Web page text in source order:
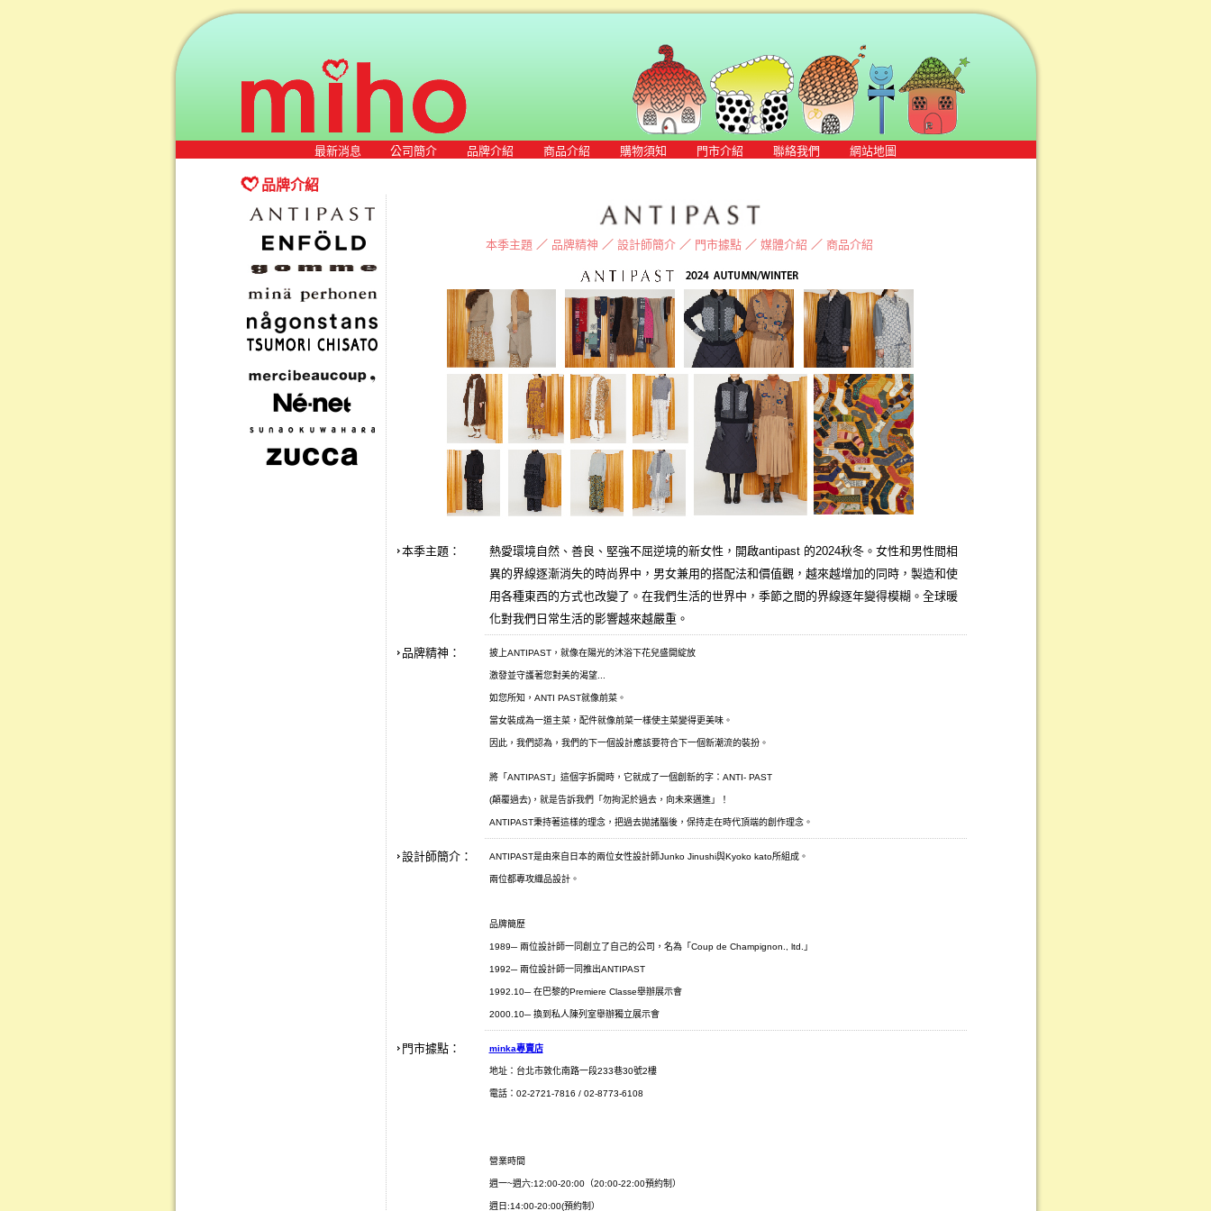
最新消息 公司簡介 品牌介紹 商品介紹 購物須知 門市介紹 聯絡我們 網站地圖
品牌介紹
本季主題 ／ 品牌精神 ／ 設計師簡介 ／ 門市據點 ／ 媒體介紹 ／ 商品介紹
本季主題：
熱愛環境自然、善良、堅強不屈逆境的新女性，開啟antipast 的2024秋冬。女性和男性間相
異的界線逐漸消失的時尚界中，男女兼用的搭配法和價值觀，越來越增加的同時，製造和使
用各種東西的方式也改變了。在我們生活的世界中，季節之間的界線逐年變得模糊。全球暖
化對我們日常生活的影響越來越嚴重。
品牌精神： 披上ANTIPAST，就像在陽光的沐浴下花兒盛開綻放
激發並守護著您對美的渴望...
如您所知，ANTI PAST就像前菜。
當女裝成為一道主菜，配件就像前菜一樣使主菜變得更美味。
因此，我們認為，我們的下一個設計應該要符合下一個新潮流的裝扮。
將「ANTIPAST」這個字拆開時，它就成了一個創新的字：ANTI- PAST
(顛覆過去)，就是告訴我們「勿拘泥於過去，向未來邁進」！
ANTIPAST秉持著這樣的理念，把過去拋諸腦後，保持走在時代頂端的創作理念。
設計師簡介： ANTIPAST是由來自日本的兩位女性設計師Junko Jinushi與Kyoko kato所組成。
兩位都專攻織品設計。
品牌簡歷
1989─ 兩位設計師一同創立了自己的公司，名為「Coup de Champignon., ltd.」
1992─ 兩位設計師一同推出ANTIPAST
1992.10─ 在巴黎的Premiere Classe舉辦展示會
2000.10─ 換到私人陳列室舉辦獨立展示會
門市據點： minka專賣店
地址：台北市敦化南路一段233巷30號2樓
電話：02-2721-7816 / 02-8773-6108
營業時間
週一~週六:12:00-20:00（20:00-22:00預約制）
週日:14:00-20:00(預約制）